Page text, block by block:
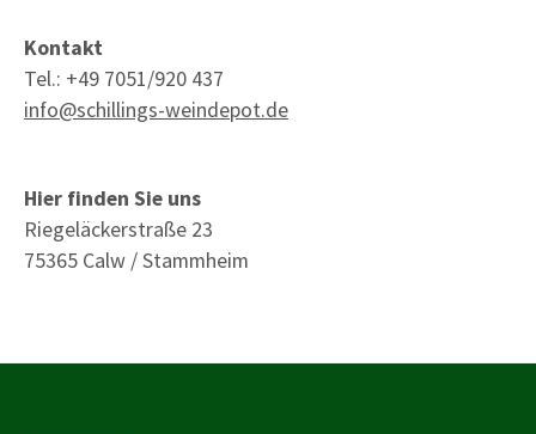
Kontakt
Tel.: +49 7051/920 437
info@schillings-weindepot.de
Hier finden Sie uns
Riegeläckerstraße 23
75365 Calw / Stammheim